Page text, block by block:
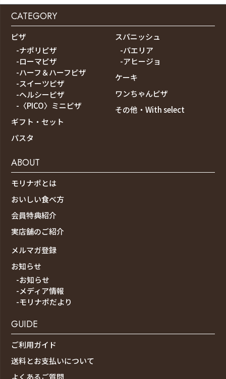
CATEGORY
ピザ
-ナポリピザ
-ローマピザ
-ハーフ＆ハーフピザ
-スイーツピザ
-ヘルシーピザ
-〈PICO〉ミニピザ
ギフト・セット
パスタ
スパニッシュ
-パエリア
-アヒージョ
ケーキ
ワンちゃんピザ
その他・With select
ABOUT
モリナポとは
おいしい食べ方
会員特典紹介
実店舗のご紹介
メルマガ登録
お知らせ
-お知らせ
-メディア情報
-モリナポだより
GUIDE
ご利用ガイド
送料とお支払いについて
よくあるご質問